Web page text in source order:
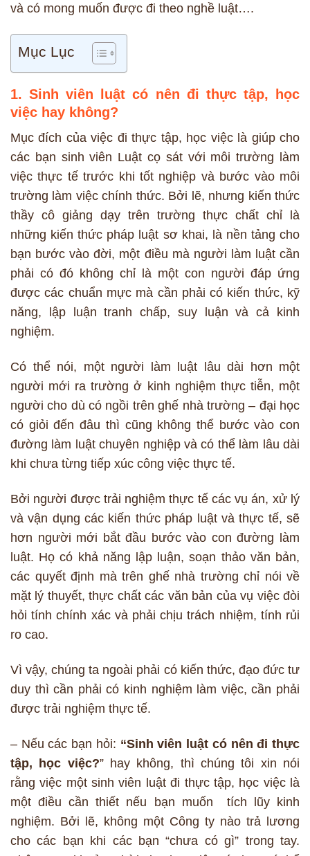
và có mong muốn được đi theo nghề luật….
Mục Lục
1. Sinh viên luật có nên đi thực tập, học
việc hay không?
Mục đích của việc đi thực tập, học việc là giúp cho
các bạn sinh viên Luật cọ sát với môi trường làm
việc thực tế trước khi tốt nghiệp và bước vào môi
trường làm việc chính thức. Bởi lẽ, nhưng kiến thức
thầy cô giảng dạy trên trường thực chất chỉ là
những kiến thức pháp luật sơ khai, là nền tảng cho
bạn bước vào đời, một điều mà người làm luật cần
phải có đó không chỉ là một con người đáp ứng
được các chuẩn mực mà cần phải có kiến thức, kỹ
năng, lập luận tranh chấp, suy luận và cả kinh
nghiệm.
Có thể nói, một người làm luật lâu dài hơn một
người mới ra trường ở kinh nghiệm thực tiễn, một
người cho dù có ngồi trên ghế nhà trường – đại học
có giỏi đến đâu thì cũng không thể bước vào con
đường làm luật chuyên nghiệp và có thể làm lâu dài
khi chưa từng tiếp xúc công việc thực tế.
Bởi người được trải nghiệm thực tế các vụ án, xử lý
và vận dụng các kiến thức pháp luật và thực tế, sẽ
hơn người mới bắt đầu bước vào con đường làm
luật. Họ có khả năng lập luận, soạn thảo văn bản,
các quyết định mà trên ghế nhà trường chỉ nói về
mặt lý thuyết, thực chất các văn bản của vụ việc đòi
hỏi tính chính xác và phải chịu trách nhiệm, tính rủi
ro cao.
Vì vậy, chúng ta ngoài phải có kiến thức, đạo đức tư
duy thì cần phải có kinh nghiệm làm việc, cần phải
được trải nghiệm thực tế.
– Nếu các bạn hỏi: “Sinh viên luật có nên đi thực
tập, học việc?” hay không, thì chúng tôi xin nói
rằng việc một sinh viên luật đi thực tập, học việc là
một điều cần thiết nếu bạn muốn tích lũy kinh
nghiệm. Bởi lẽ, không một Công ty nào trả lương
cho các bạn khi các bạn “chưa có gì” trong tay.